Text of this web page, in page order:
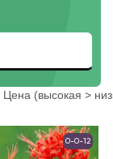
Цена (высокая >
0-0-12